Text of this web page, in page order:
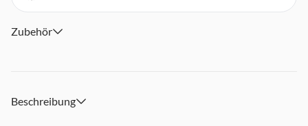
Zubehör
Beschreibung